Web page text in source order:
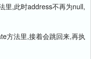
,此时address不再为null,
法里,接着会跳回来,再执